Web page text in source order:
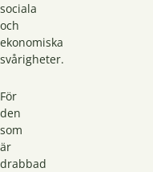
sociala
och
ekonomiska
svårigheter.
För
den
som
är
drabbad